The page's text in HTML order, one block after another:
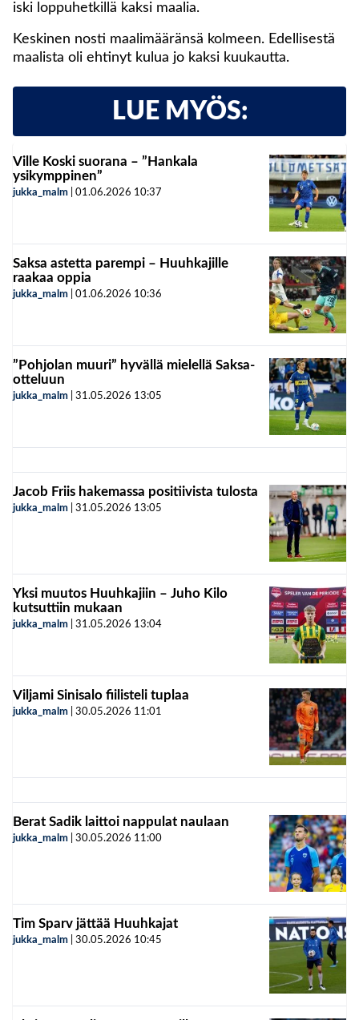
iski loppuhetkillä kaksi maalia.
Keskinen nosti maalimääränsä kolmeen. Edellisestä
maalista oli ehtinyt kulua jo kaksi kuukautta.
LUE MYÖS:
Ville Koski suorana – ”Hankala
ysikymppinen”
jukka_malm 01.06.2026 10:37
Saksa astetta parempi – Huuhkajille
raakaa oppia
jukka_malm 01.06.2026 10:36
”Pohjolan muuri” hyvällä mielellä Saksa-
otteluun
jukka_malm 31.05.2026 13:05
Jacob Friis hakemassa positiivista tulosta
jukka_malm 31.05.2026 13:05
Yksi muutos Huuhkajiin – Juho Kilo
kutsuttiin mukaan
jukka_malm 31.05.2026 13:04
Viljami Sinisalo fiilisteli tuplaa
jukka_malm 30.05.2026 11:01
Berat Sadik laittoi nappulat naulaan
jukka_malm 30.05.2026 11:00
Tim Sparv jättää Huuhkajat
jukka_malm 30.05.2026 10:45